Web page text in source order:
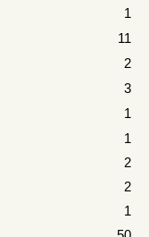
1
11
2
3
1
1
2
2
1